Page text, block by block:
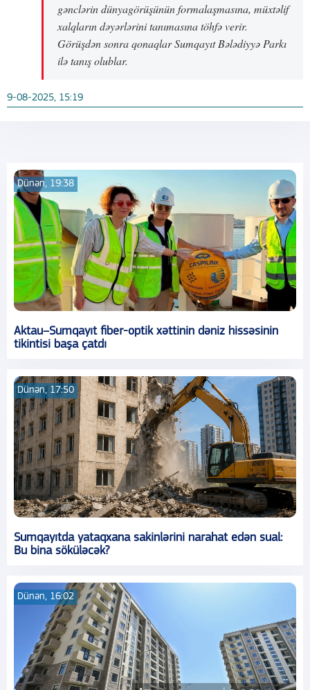
gənclərin dünyagörüşünün formalaşmasına, müxtəlif
xalqların dəyərlərini tanımasına töhfə verir.
Görüşdən sonra qonaqlar Sumqayıt Bələdiyyə Parkı
ilə tanış olublar.
9-08-2025, 15:19
Dünən, 19:38
Aktau–Sumqayıt fiber-optik xəttinin dəniz hissəsinin
tikintisi başa çatdı
Dünən, 17:50
Sumqayıtda yataqxana sakinlərini narahat edən sual:
Bu bina söküləcək?
Dünən, 16:02